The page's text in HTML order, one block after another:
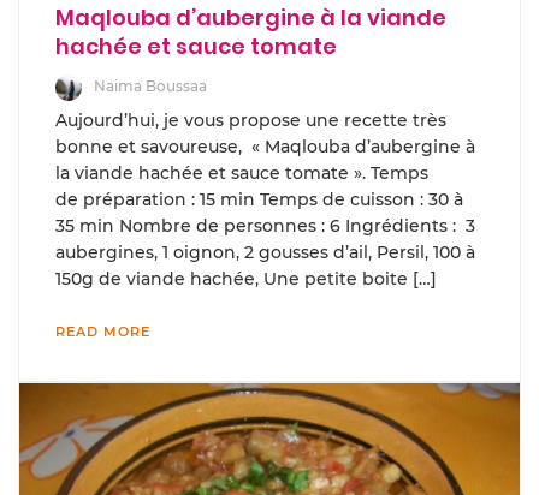
Maqlouba d’aubergine à la viande
hachée et sauce tomate
Naima Boussaa
Aujourd’hui, je vous propose une recette très
bonne et savoureuse, « Maqlouba d’aubergine à
la viande hachée et sauce tomate ». Temps
de préparation : 15 min Temps de cuisson : 30 à
35 min Nombre de personnes : 6 Ingrédients : 3
aubergines, 1 oignon, 2 gousses d’ail, Persil, 100 à
150g de viande hachée, Une petite boite […]
READ MORE